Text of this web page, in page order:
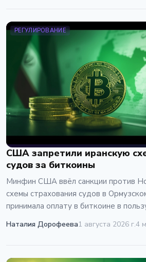
РЕГУЛИРОВАНИЕ
США запретили иранскую
судов за биткоины
Минфин США ввёл санкции против
схемы страхования судов в
принимала оплату в биткоине в
Наталия Дорофеева1 августа 2026 г.4